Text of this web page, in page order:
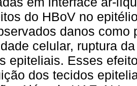
do HBoV no
danos como
celular, ruptura
epiteliais. Esses
dos tecidos